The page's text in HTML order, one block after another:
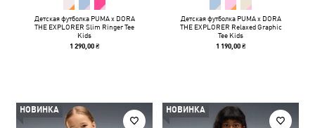
Детская футболка PUMA x DORA
THE EXPLORER Slim Ringer Tee
Kids
1 290,00 ₴
Детская футболка PUMA x DORA
THE EXPLORER Relaxed Graphic
Tee Kids
1 190,00 ₴
НОВИНКА НОВИНКА